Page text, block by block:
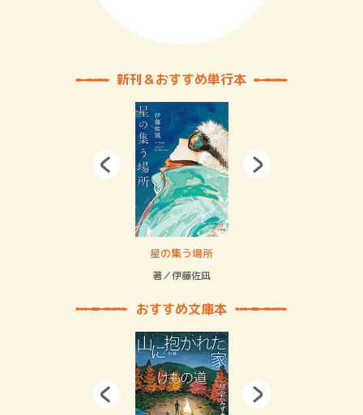
新刊＆おすすめ単行本
星の集う場所
著／伊藤佐凪
おすすめ文庫本